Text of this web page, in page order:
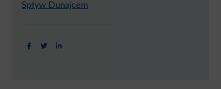
Spływ Dunajcem